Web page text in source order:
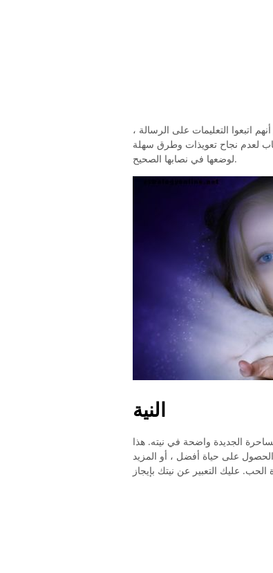
اتبعوا التعليمات على الرسالة ،
لعدم نجاح تعويذات وطرق سهلة
لوضعها في نصابها الصحيح.
النية
الجديدة واضحة في نيته. هذا
على حياة أفضل ، أو المزيد